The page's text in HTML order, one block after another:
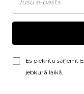
Es piekrītu saņemt
jebkurā laikā.